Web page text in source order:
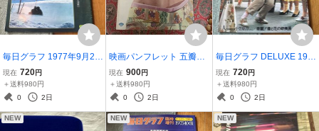
毎日グラフ 1977年9月25
日号 南極の日本観測隊 中
条静夫
現在 720円
＋送料980円
0
2日
映画パンフレット 五瓣の
椿 岩下志麻 野村芳太郎監
督 松竹 昭和レトロ 当時
物
現在 900円
＋送料980円
0
2日
毎日グラフ DELUXE 197
7年8月21日号 特集 八月
十五日
現在 720円
＋送料980円
0
2日
NEW NEW NEW